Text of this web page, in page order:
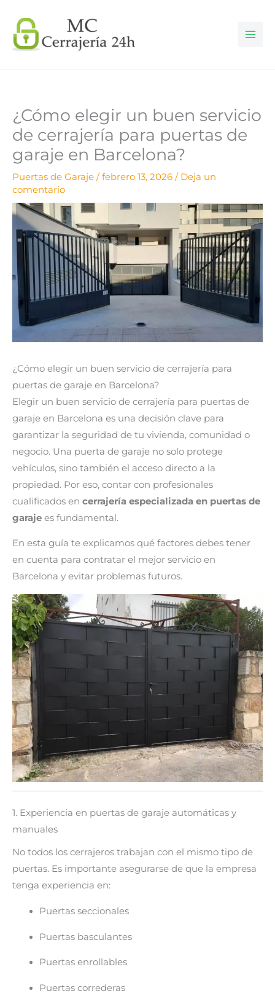
contenido
¿Cómo elegir un buen servicio
de cerrajería para puertas de
garaje en Barcelona?
Puertas de Garaje /febrero 13, 2026 / Deja un
comentario
¿Cómo elegir un buen servicio de cerrajería para
puertas de garaje en Barcelona?
Elegir un buen servicio de cerrajería para puertas de
garaje en Barcelona es una decisión clave para
garantizar la seguridad de tu vivienda, comunidad o
negocio. Una puerta de garaje no solo protege
vehículos, sino también el acceso directo a la
propiedad. Por eso, contar con profesionales
cualificados en cerrajería especializada en puertas de
garaje es fundamental.
En esta guía te explicamos qué factores debes tener
en cuenta para contratar el mejor servicio en
Barcelona y evitar problemas futuros.
1. Experiencia en puertas de garaje automáticas y
manuales
No todos los cerrajeros trabajan con el mismo tipo de
puertas. Es importante asegurarse de que la empresa
tenga experiencia en:
Puertas seccionales
Puertas basculantes
Puertas enrollables
Puertas correderas